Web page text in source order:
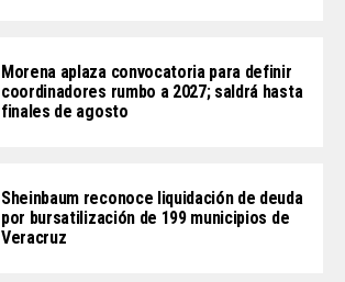
Morena aplaza convocatoria para definir
coordinadores rumbo a 2027; saldrá hasta
finales de agosto
Sheinbaum reconoce liquidación de deuda
por bursatilización de 199 municipios de
Veracruz